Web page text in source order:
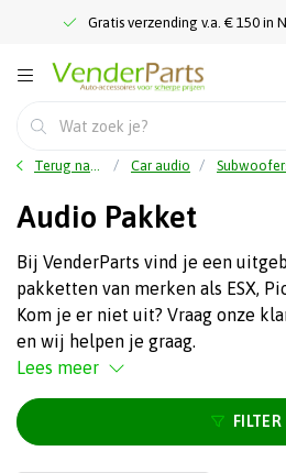
Gratis verzending v.a. € 150 in
Terug naar home Car audio
Audio Pakket
Bij VenderParts vind je een
pakketten van merken als ESX,
Kom je er niet uit? Vraag onze
en wij helpen je graag.
Lees meer
FILTER